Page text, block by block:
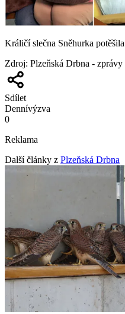
Králičí slečna Sněhurka
Zdroj: Plzeňská Drbna -
Sdílet
Dennívýzva
0
Reklama
Další články z Plzeňská Drbna